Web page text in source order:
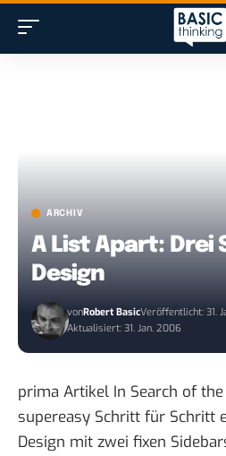
ARCHIV
A List Apart: Drei
Design
vonRobert BasicVeröffentlicht: 31.
Aktualisiert: 31. Jan. 2006
prima Artikel In Search of
supereasy Schritt für Schritt
Design mit zwei fixen